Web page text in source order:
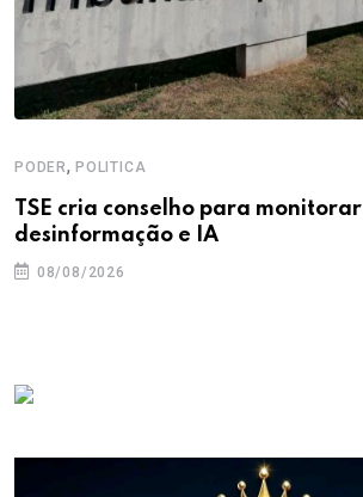
PODER, POLITICA
TSE cria conselho para monitorar
desinformação e IA
08/08/2026